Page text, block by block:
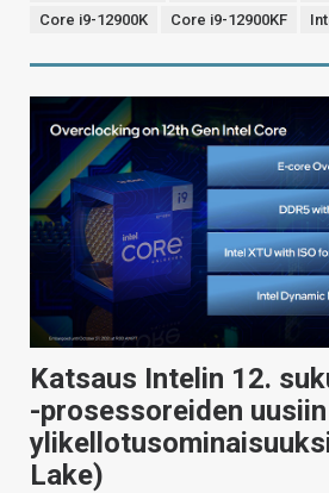
Core i9-12900K
Core i9-12900KF
Katsaus Intelin 12.
-prosessoreiden uusiin
Lake)